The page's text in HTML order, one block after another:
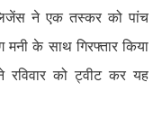
ने एक तस्कर को पांच
के साथ गिरफ्तार किया
रविवार को ट्वीट कर यह